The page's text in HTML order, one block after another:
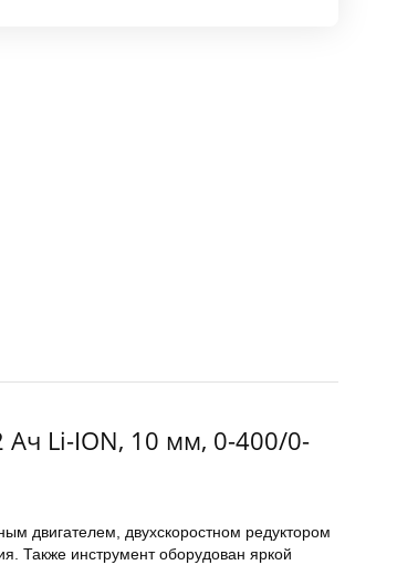
Ач Li-ION, 10 мм, 0-400/0-
двигателем, двухскоростном редуктором
Также инструмент оборудован яркой